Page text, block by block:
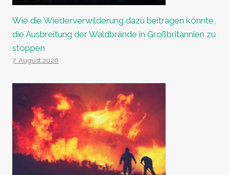
Wie die Wiederverwilderung dazu beitragen könnte,
die Ausbreitung der Waldbrände in Großbritannien zu
stoppen
7. August 2026